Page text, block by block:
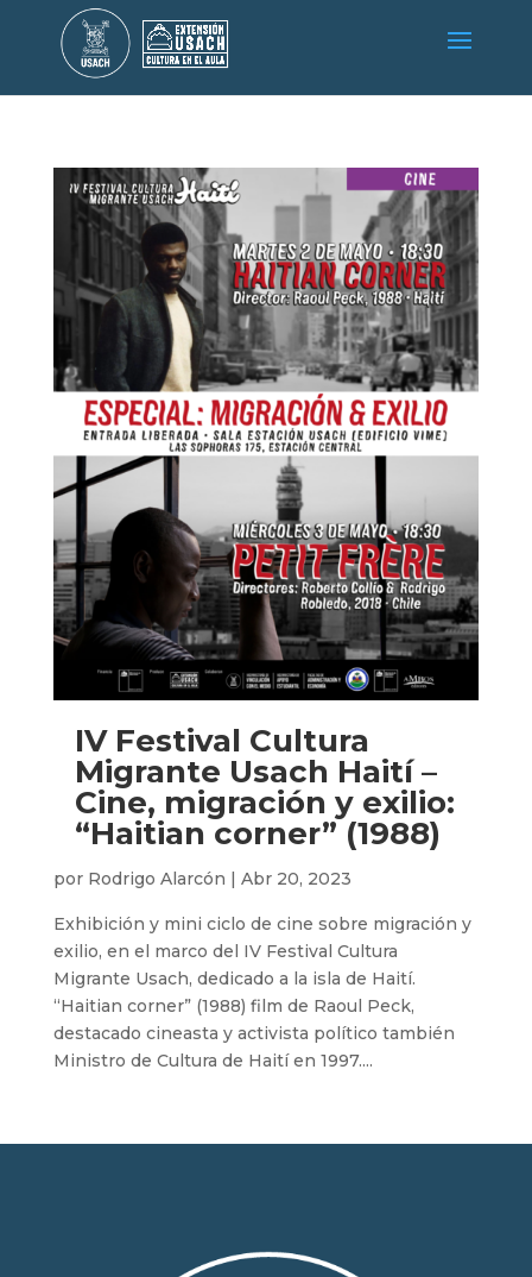
IV Festival Cultura
Migrante Usach Haití –
Cine, migración y exilio:
“Haitian corner” (1988)
por Rodrigo Alarcón | Abr 20, 2023
Exhibición y mini ciclo de cine sobre migración y
exilio, en el marco del IV Festival Cultura
Migrante Usach, dedicado a la isla de Haití.
“Haitian corner” (1988) film de Raoul Peck,
destacado cineasta y activista político también
Ministro de Cultura de Haití en 1997....